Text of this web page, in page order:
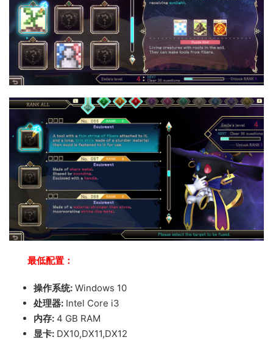
最低配置：
操作系统: Windows 10
处理器: Intel Core i3
内存: 4 GB RAM
显卡: DX10,DX11,DX12